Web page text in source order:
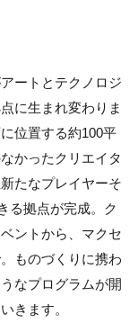
ートとテクノロジ
に生まれ変わりま
位置する約100平
かったクリエイタ
たなプレイヤーそ
る拠点が完成。ク
ントから、マクセ
ものづくりに携わ
なプログラムが開
きます。